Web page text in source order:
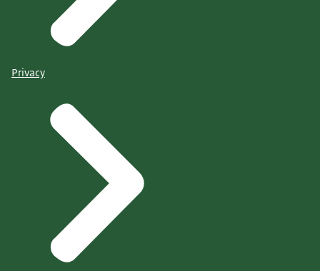
Privacy